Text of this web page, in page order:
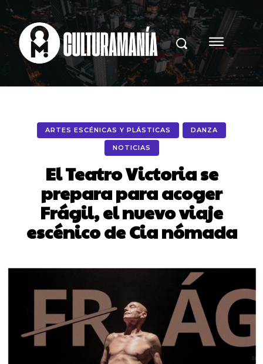
ARTES ESCÉNICAS Y PLÁSTICAS DANZA
NOTICIAS
El Teatro Victoria se
prepara para acoger
Frágil, el nuevo viaje
escénico de Cia nómada